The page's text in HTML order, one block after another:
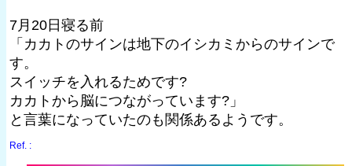
7月20日寝る前
「カカトのサインは地下のイシカミからのサインで
す。
スイッチを入れるためです?
カカトから脳につながっています?」
と言葉になっていたのも関係あるようです。
Ref. :